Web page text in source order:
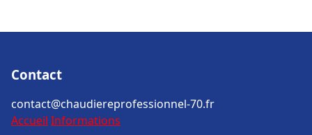
Contact
contact@chaudiereprofessionnel-70.fr
Accueil Informations